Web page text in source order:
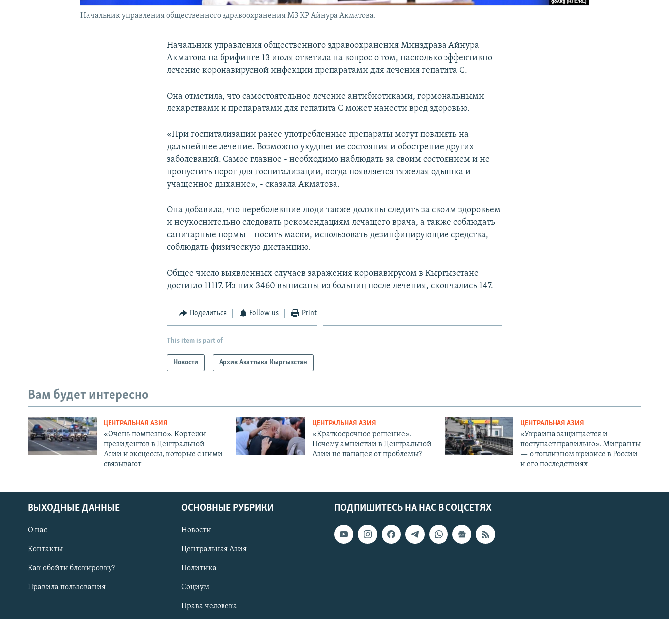
Начальник управления общественного здравоохранения МЗ КР Айнура Акматова.
Начальник управления общественного здравоохранения Минздрава Айнура
Акматова на брифинге 13 июля ответила на вопрос о том, насколько эффективно
лечение коронавирусной инфекции препаратами для лечения гепатита С.
Она отметила, что самостоятельное лечение антибиотиками, гормональными
лекарствами и препаратами для гепатита С может нанести вред здоровью.
«При госпитализации ранее употребленные препараты могут повлиять на
дальнейшее лечение. Возможно ухудшение состояния и обострение других
заболеваний. Самое главное - необходимо наблюдать за своим состоянием и не
пропустить порог для госпитализации, когда появляется тяжелая одышка и
учащенное дыхание», - сказала Акматова.
Она добавила, что переболевшие люди также должны следить за своим здоровьем
и неукоснительно следовать рекомендациям лечащего врача, а также соблюдать
санитарные нормы – носить маски, использовать дезинфицирующие средства,
соблюдать физическую дистанцию.
Общее число выявленных случаев заражения коронавирусом в Кыргызстане
достигло 11117. Из них 3460 выписаны из больниц после лечения, скончались 147.
Поделиться Follow us Print
This item is part of
Новости Архив Азаттыка Кыргызстан
Вам будет интересно
ЦЕНТРАЛЬНАЯ АЗИЯ
«Очень помпезно». Кортежи
президентов в Центральной
Азии и эксцессы, которые с ними
связывают
ЦЕНТРАЛЬНАЯ АЗИЯ
«Краткосрочное решение».
Почему амнистии в Центральной
Азии не панацея от проблемы?
ЦЕНТРАЛЬНАЯ АЗИЯ
«Украина защищается и
поступает правильно». Мигранты
— о топливном кризисе в России
и его последствиях
ПОДПИШИТЕСЬ НА НАС В СОЦСЕТЯХ
ВЫХОДНЫЕ ДАННЫЕ
О нас
Контакты
Как обойти блокировку?
Правила пользования
ОСНОВНЫЕ РУБРИКИ
Новости
Центральная Азия
Политика
Социум
Права человека